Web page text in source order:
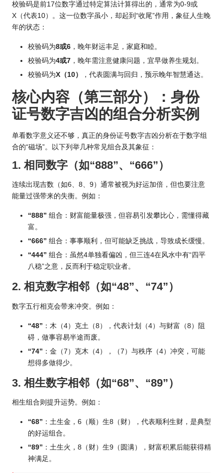
校验码是前17位数字通过特定算法计算得出的，通常为0-9或
X（代表10）。这一位数字虽小，却起到“收尾”作用，象征人生晚
年的状态：
校验码为8或6 ，晚年财运丰足，家庭和睦。
校验码为4或7 ，晚年需注意健康问题，宜早做养生规划。
校验码为X（10） ，代表圆满与回归，预示晚年智慧通达。
核心内容（第三部分）：身份
证号数字吉凶的组合分析实例
单看数字意义还不够，真正的身份证号数字吉凶分析在于数字组
合的“磁场”。以下列举几种常见组合及其象征：
1. 相同数字（如“888”、“666”）
连续出现吉数（如6、8、9）通常被视为好运加倍，但也要注意
能量过强带来的失衡。例如：
“888” 组合：财富能量极强，但容易引发攀比心，需懂得藏
富。
“666” 组合：事事顺利，但可能缺乏挑战，导致成长缓慢。
“444” 组合：虽然4单独看偏凶，但三连4在风水中有“四平
八稳”之意，反而利于稳定职业者。
2. 相克数字相邻（如“48”、“74”）
数字五行相克会带来冲突。例如：
“48” ：木（4）克土（8），代表计划（4）与财富（8）阻
碍，做事容易半途而废。
“74” ：金（7）克木（4），（7）与秩序（4）冲突，可能
想得多做得少。
3. 相生数字相邻（如“68”、“89”）
相生组合则提升运势。例如：
“68” ：土生金，6（顺）生8（财），代表顺利生财，是典型
的好运组合。
“89” ：土生火，8（财）生9（圆满），财富积累后能获得精
神满足。